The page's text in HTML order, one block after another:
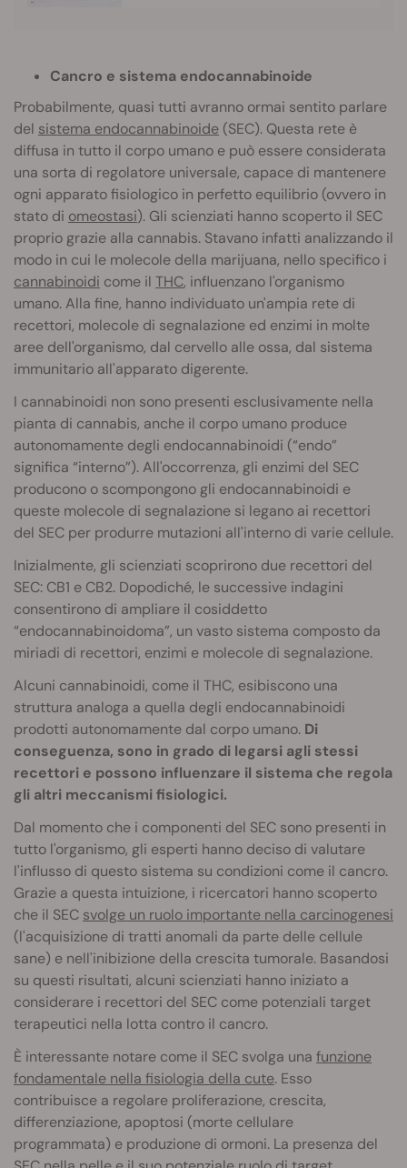
Cancro e sistema endocannabinoide
Probabilmente, quasi tutti avranno ormai sentito parlare
del sistema endocannabinoide (SEC). Questa rete è
diffusa in tutto il corpo umano e può essere considerata
una sorta di regolatore universale, capace di mantenere
ogni apparato fisiologico in perfetto equilibrio (ovvero in
stato di omeostasi). Gli scienziati hanno scoperto il SEC
proprio grazie alla cannabis. Stavano infatti analizzando il
modo in cui le molecole della marijuana, nello specifico i
cannabinoidi come il THC, influenzano l'organismo
umano. Alla fine, hanno individuato un'ampia rete di
recettori, molecole di segnalazione ed enzimi in molte
aree dell'organismo, dal cervello alle ossa, dal sistema
immunitario all'apparato digerente.
I cannabinoidi non sono presenti esclusivamente nella
pianta di cannabis, anche il corpo umano produce
autonomamente degli endocannabinoidi (“endo”
significa “interno”). All'occorrenza, gli enzimi del SEC
producono o scompongono gli endocannabinoidi e
queste molecole di segnalazione si legano ai recettori
del SEC per produrre mutazioni all'interno di varie cellule.
Inizialmente, gli scienziati scoprirono due recettori del
SEC: CB1 e CB2. Dopodiché, le successive indagini
consentirono di ampliare il cosiddetto
“endocannabinoidoma”, un vasto sistema composto da
miriadi di recettori, enzimi e molecole di segnalazione.
Alcuni cannabinoidi, come il THC, esibiscono una
struttura analoga a quella degli endocannabinoidi
prodotti autonomamente dal corpo umano. Di
conseguenza, sono in grado di legarsi agli stessi
recettori e possono influenzare il sistema che regola
gli altri meccanismi fisiologici.
Dal momento che i componenti del SEC sono presenti in
tutto l'organismo, gli esperti hanno deciso di valutare
l'influsso di questo sistema su condizioni come il cancro.
Grazie a questa intuizione, i ricercatori hanno scoperto
che il SEC svolge un ruolo importante nella carcinogenesi
(l'acquisizione di tratti anomali da parte delle cellule
sane) e nell'inibizione della crescita tumorale. Basandosi
su questi risultati, alcuni scienziati hanno iniziato a
considerare i recettori del SEC come potenziali target
terapeutici nella lotta contro il cancro.
È interessante notare come il SEC svolga una funzione
fondamentale nella fisiologia della cute. Esso
contribuisce a regolare proliferazione, crescita,
differenziazione, apoptosi (morte cellulare
programmata) e produzione di ormoni. La presenza del